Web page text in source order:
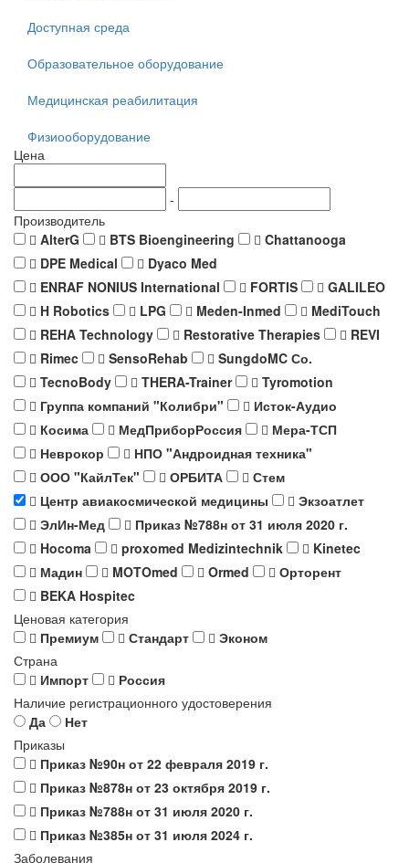
Доступная среда
Образовательное оборудование
Медицинская реабилитация
Физиооборудование
Цена
-
Производитель
AlterG
BTS Bioengineering
Chattanooga
DPE Medical
Dyaco Med
ENRAF NONIUS International
FORTIS
GALILEO
H Robotics
LPG Meden-Inmed
MediTouch
REHA Technology
Restorative Therapies
REVI
Rimec
SensoRehab
SungdoMC Со.
TecnoBody
THERA-Trainer
Tyromotion
Группа компаний "Колибри"
Исток-Аудио
Косима
МедПриборРоссия
Мера-ТСП
Неврокор
НПО "Андроидная техника"
ООО "КайлТек"
ОРБИТА
Стем
Центр авиакосмической медицины
Экзоатлет
ЭлИн-Мед
Приказ №788н от 31 июля 2020 г.
Hocoma
proxomed Medizintechnik
Kinetec
Мадин
MOTOmed Ormed
Орторент
BEKA Hospitec
Ценовая категория
Премиум
Стандарт
Эконом
Страна
Импорт
Россия
Наличие регистрационного удостоверения
Да
Нет
Приказы
Приказ №90н от 22 февраля 2019 г.
Приказ №878н от 23 октября 2019 г.
Приказ №788н от 31 июля 2020 г.
Приказ №385н от 31 июля 2024 г.
Заболевания